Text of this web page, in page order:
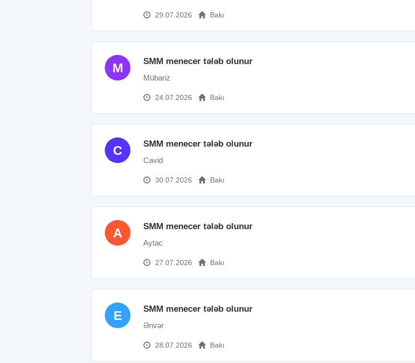
29.07.2026 Bakı
M SMM menecer tələb olunur
Mübariz
24.07.2026 Bakı
C SMM menecer tələb olunur
Cavid
30.07.2026 Bakı
A SMM menecer tələb olunur
Aytac
27.07.2026 Bakı
E SMM menecer tələb olunur
Ənvər
28.07.2026 Bakı